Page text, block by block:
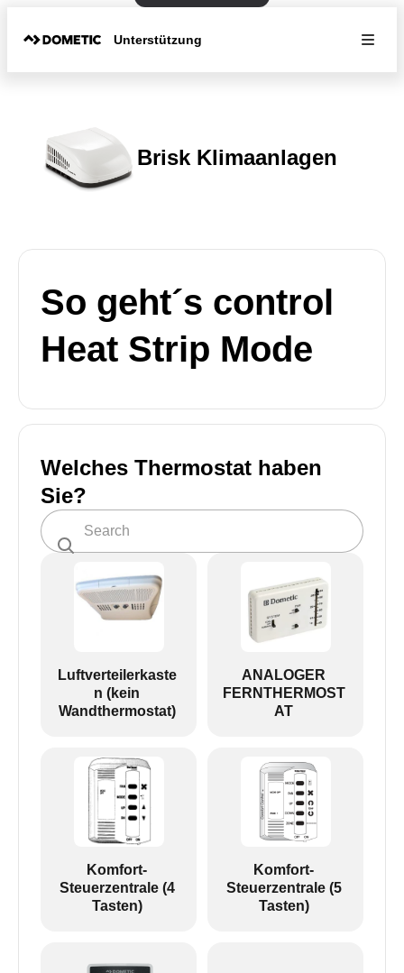
Unterstützung
Brisk Klimaanlagen
So geht´s control
Heat Strip Mode
Welches Thermostat haben
Sie?
Luftverteilerkaste
n (kein
Wandthermostat)
ANALOGER
FERNTHERMOST
AT
Komfort-
Steuerzentrale (4
Tasten)
Komfort-
Steuerzentrale (5
Tasten)